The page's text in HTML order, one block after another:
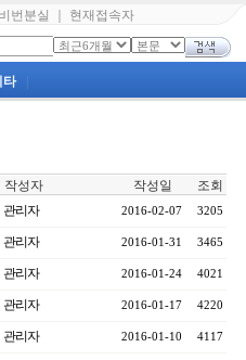
비번분실 현재접속자
타
작성자 작성일 조회
관리자 2016-02-07 3205
관리자 2016-01-31 3465
관리자 2016-01-24 4021
관리자 2016-01-17 4220
관리자 2016-01-10 4117